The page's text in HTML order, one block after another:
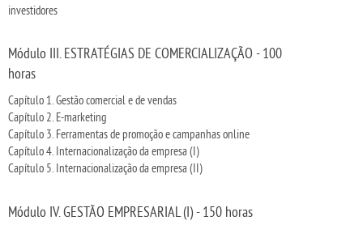
investidores
Módulo III. ESTRATÉGIAS DE COMERCIALIZAÇÃO - 100
horas
Capítulo 1. Gestão comercial e de vendas
Capítulo 2. E-marketing
Capítulo 3. Ferramentas de promoção e campanhas online
Capítulo 4. Internacionalização da empresa (I)
Capítulo 5. Internacionalização da empresa (II)
Módulo IV. GESTÃO EMPRESARIAL (I) - 150 horas